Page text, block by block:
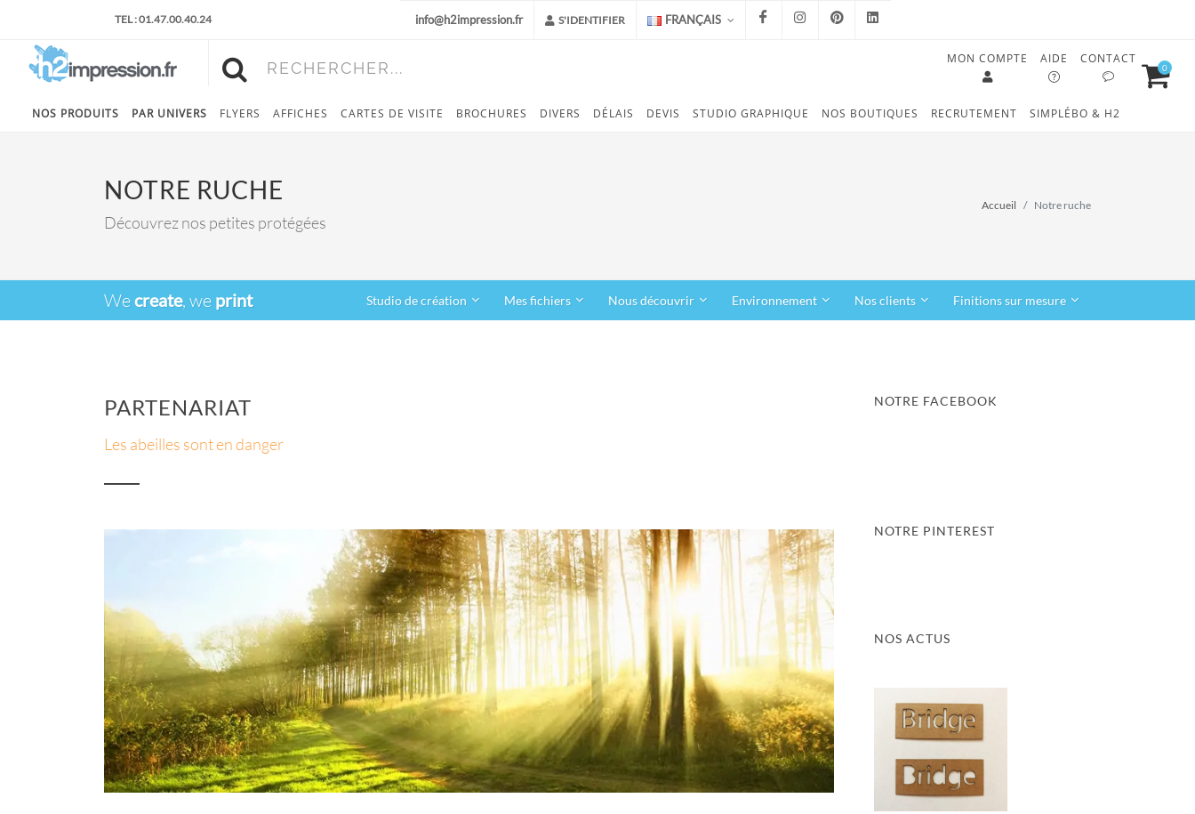
TEL : 01.47.00.40.24 info@h2impression.fr S'IDENTIFIER FRANÇAIS
RECHERCHER... 0
MON COMPTE AIDE CONTACT
NOS PRODUITS PAR UNIVERS FLYERS AFFICHES CARTES DE VISITE BROCHURES DIVERS DÉLAIS DEVIS STUDIO GRAPHIQUE NOS BOUTIQUES RECRUTEMENT SIMPLÉBO & H2
NOTRE RUCHE
Découvrez nos petites protégées
Accueil Notre ruche
Wecreate, we print Studio de création Mes fichiers Nous découvrir Environnement Nos clients Finitions sur mesure
PARTENARIAT
Les abeilles sont en danger
NOTRE FACEBOOK
NOTRE PINTEREST
NOS ACTUS